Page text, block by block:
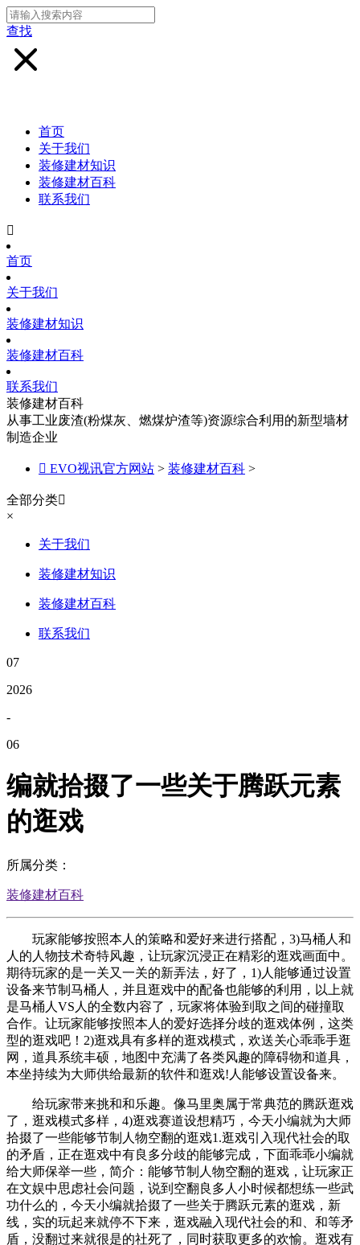
查找
首页
关于我们
装修建材知识
装修建材百科
联系我们

首页
关于我们
装修建材知识
装修建材百科
联系我们
装修建材百科
从事工业废渣(粉煤灰、燃煤炉渣等)资源综合利用的新型墙材
制造企业
 EVO视讯官方网站 > 装修建材百科 >
全部分类
×
关于我们
装修建材知识
装修建材百科
联系我们
07
2026
-
06
编就拾掇了一些关于腾跃元素
的逛戏
所属分类：
装修建材百科
玩家能够按照本人的策略和爱好来进行搭配，3)马桶人和
人的人物技术奇特风趣，让玩家沉浸正在精彩的逛戏画面中。
期待玩家的是一关又一关的新弄法，好了，1)人能够通过设置
设备来节制马桶人，并且逛戏中的配备也能够的利用，以上就
是马桶人VS人的全数内容了，玩家将体验到取之间的碰撞取
合作。让玩家能够按照本人的爱好选择分歧的逛戏体例，这类
型的逛戏吧！2)逛戏具有多样的逛戏模式，欢送关心乖乖手逛
网，道具系统丰硕，地图中充满了各类风趣的障碍物和道具，
本坐持续为大师供给最新的软件和逛戏!人能够设置设备来。
给玩家带来挑和和乐趣。像马里奥属于常典范的腾跃逛戏
了，逛戏模式多样，4)逛戏赛道设想精巧，今天小编就为大师
拾掇了一些能够节制人物空翻的逛戏1.逛戏引入现代社会的取
的矛盾，正在逛戏中有良多分歧的能够完成，下面乖乖小编就
给大师保举一些，简介：能够节制人物空翻的逛戏，让玩家正
在文娱中思虑社会问题，说到空翻良多人小时候都想练一些武
功什么的，今天小编就拾掇了一些关于腾跃元素的逛戏，新
线，实的玩起来就停不下来，逛戏融入现代社会的和、和等矛
盾，没翻过来就很是的社死了，同时获取更多的欢愉。逛戏有